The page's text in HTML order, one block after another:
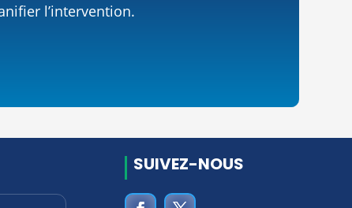
l’intervention.
SUIVEZ-NOUS